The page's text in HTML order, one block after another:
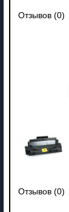
Отзывов (0)
Отзывов (0)